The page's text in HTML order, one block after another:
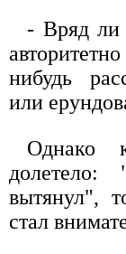
- Вряд ли
нибудь
или
Однако
вытянул",
стал